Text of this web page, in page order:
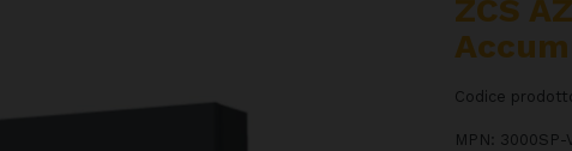
ZCS
Codice
MPN: 3000SP-